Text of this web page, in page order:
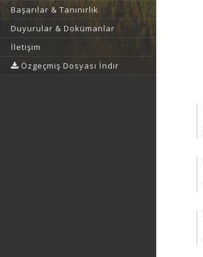
Başarılar & Tanınırlık
Duyurular & Dokümanlar
İletişim
Özgeçmiş Dosyası İndir